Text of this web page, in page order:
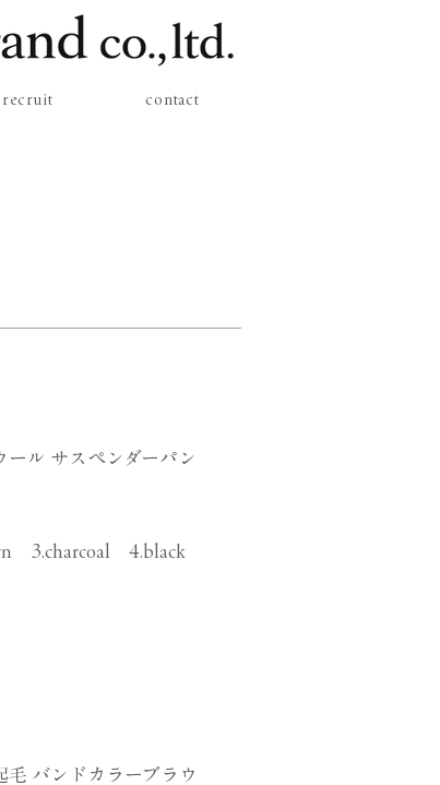
recruit contact
ール サスペンダーパン
3.charcoal 4.black
毛 バンドカラーブラウ